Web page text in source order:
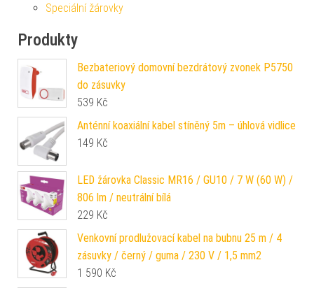
Speciální žárovky
Produkty
Bezbateriový domovní bezdrátový zvonek P5750
do zásuvky
539 Kč
Anténní koaxiální kabel stíněný 5m – úhlová vidlice
149 Kč
LED žárovka Classic MR16 / GU10 / 7 W (60 W) /
806 lm / neutrální bílá
229 Kč
Venkovní prodlužovací kabel na bubnu 25 m / 4
zásuvky / černý / guma / 230 V / 1,5 mm2
1 590 Kč